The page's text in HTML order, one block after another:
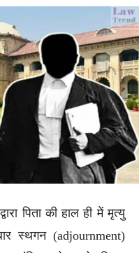
पिता की हाल ही में मृत्यु
स्थगन (adjournment)